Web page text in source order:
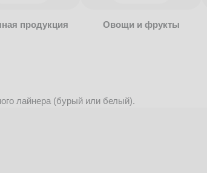
продукция Овощи и фрукты
лайнера (бурый или белый).